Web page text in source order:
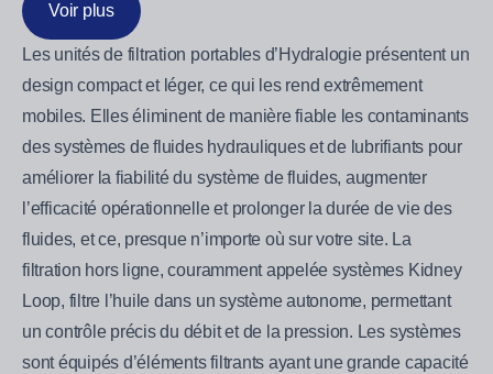
Voir plus
Les unités de filtration portables d’Hydralogie présentent un
design compact et léger, ce qui les rend extrêmement
mobiles. Elles éliminent de manière fiable les contaminants
des systèmes de fluides hydrauliques et de lubrifiants pour
améliorer la fiabilité du système de fluides, augmenter
l’efficacité opérationnelle et prolonger la durée de vie des
fluides, et ce, presque n’importe où sur votre site. La
filtration hors ligne, couramment appelée systèmes Kidney
Loop, filtre l’huile dans un système autonome, permettant
un contrôle précis du débit et de la pression. Les systèmes
sont équipés d’éléments filtrants ayant une grande capacité